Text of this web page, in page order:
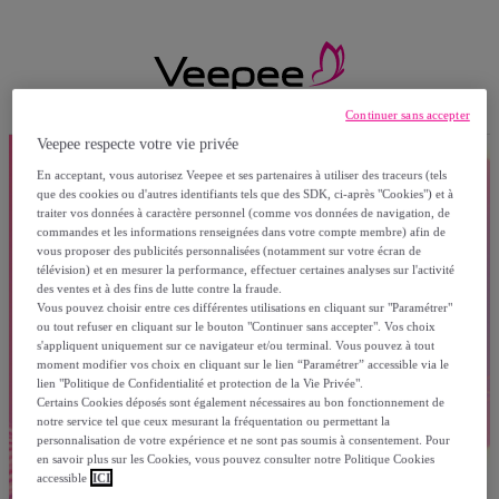
Veepee respecte votre vie privée
En acceptant, vous autorisez Veepee et ses partenaires à utiliser des traceurs (tels
que des cookies ou d'autres identifiants tels que des SDK, ci-après "Cookies") et à
traiter vos données à caractère personnel (comme vos données de navigation, de
commandes et les informations renseignées dans votre compte membre) afin de
vous proposer des publicités personnalisées (notamment sur votre écran de
télévision) et en mesurer la performance, effectuer certaines analyses sur l'activité
des ventes et à des fins de lutte contre la fraude.
Vous pouvez choisir entre ces différentes utilisations en cliquant sur "Paramétrer"
ou tout refuser en cliquant sur le bouton "Continuer sans accepter". Vos choix
s'appliquent uniquement sur ce navigateur et/ou terminal. Vous pouvez à tout
moment modifier vos choix en cliquant sur le lien “Paramétrer” accessible via le
lien "Politique de Confidentialité et protection de la Vie Privée".
Certains Cookies déposés sont également nécessaires au bon fonctionnement de
notre service tel que ceux mesurant la fréquentation ou permettant la
personnalisation de votre expérience et ne sont pas soumis à consentement. Pour
en savoir plus sur les Cookies, vous pouvez consulter notre Politique Cookies
accessible ICI
Continuer sans accepter